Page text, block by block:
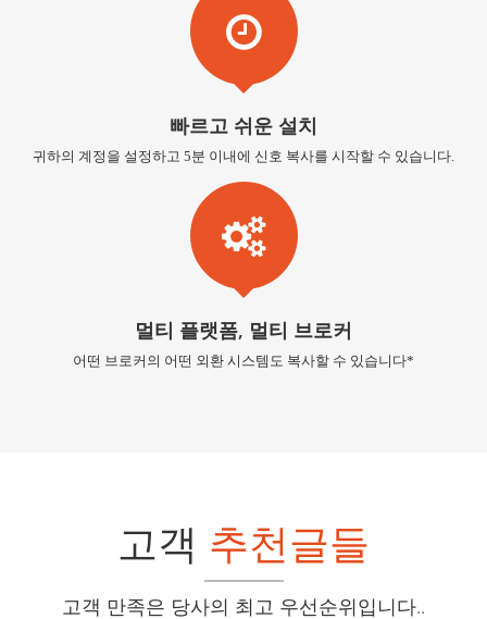
빠르고 쉬운 설치
귀하의 계정을 설정하고 5분 이내에 신호 복사를 시작할 수 있습니다.
멀티 플랫폼, 멀티 브로커
어떤 브로커의 어떤 외환 시스템도 복사할 수 있습니다*
고객 추천글들
고객 만족은 당사의 최고 우선순위입니다..